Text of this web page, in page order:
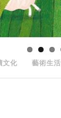
文化 藝術生活